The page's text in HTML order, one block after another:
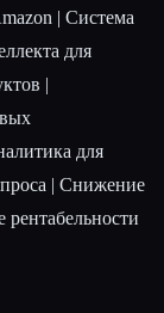
| Система
для
|
для
| Снижение